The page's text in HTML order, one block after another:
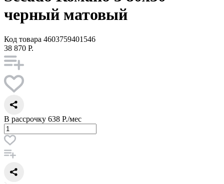
черный матовый
Код товара 4603759401546
38 870 Р.
В рассрочку 638 Р./мес